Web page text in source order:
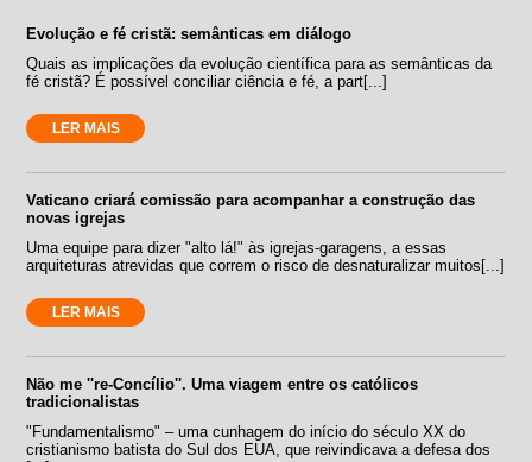
Evolução e fé cristã: semânticas em diálogo
Quais as implicações da evolução científica para as semânticas da
fé cristã? É possível conciliar ciência e fé, a part[...]
LER MAIS
Vaticano criará comissão para acompanhar a construção das
novas igrejas
Uma equipe para dizer "alto lá!" às igrejas-garagens, a essas
arquiteturas atrevidas que correm o risco de desnaturalizar muitos[...]
LER MAIS
Não me ''re-Concílio''. Uma viagem entre os católicos
tradicionalistas
"Fundamentalismo" – uma cunhagem do início do século XX do
cristianismo batista do Sul dos EUA, que reivindicava a defesa dos